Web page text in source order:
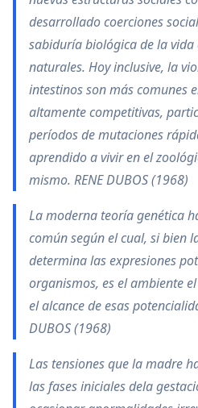
desarrollado coerciones
sabiduría biológica de la
naturales. Hoy inclusive, la
intestinos son más comunes
altamente competitivas,
períodos de mutaciones
aprendido a vivir en el
mismo. RENE DUBOS (1968)
La moderna teoría genética
común según el cual, si bien
determina las expresiones
organismos, es el ambiente
el alcance de esas
DUBOS (1968)
Las tensiones que la madre
las fases iniciales dela